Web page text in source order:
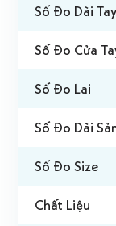
Số Đo Dài Tay
Số Đo Cửa
Số Đo Lai
Số Đo Dài
Số Đo Size
Chất Liệu